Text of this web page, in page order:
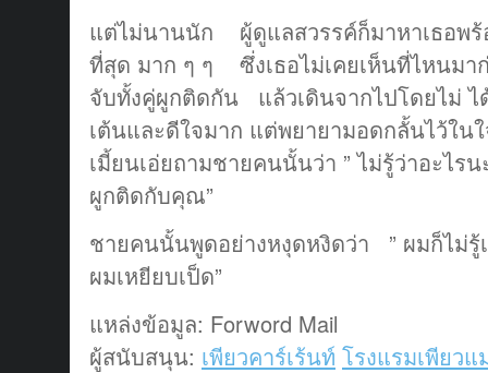
แต่ไม่นานนัก ผู้ดูแลสวรรค์ก็มาหาเธอพ
ที่สุด มาก ๆ ๆ ซึ่งเธอไม่เคยเห็นที่ไหนม
จับทั้งคู่ผูกติดกัน แล้วเดินจากไปโดยไม่
เต้นและดีใจมาก แต่พยายามอดกลั้นไว้ใ
เมี้ยนเอ่ยถามชายคนนั้นว่า ” ไม่รู้ว่าอะไ
ผูกติดกับคุณ”
ชายคนนั้นพูดอย่างหงุดหงิดว่า ” ผมก็ไม่รู้
ผมเหยียบเป็ด”
แหล่งข้อมูล: Forword Mail
ผู้สนับสนุน: เพียวคาร์เร้นท์ โรงแรมเพียว